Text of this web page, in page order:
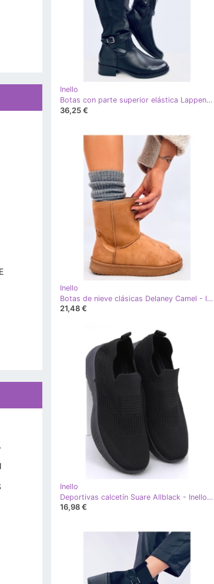
Inello
Botas con parte superior elástica Lappen Negro - Inello
36,25 €
Inello
Botas de nieve clásicas Delaney Camel - Inello marrón
21,48 €
Inello
Deportivas calcetín Suare Allblack - Inello negro
16,98 €